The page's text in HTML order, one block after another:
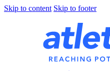
Skip to content Skip to footer